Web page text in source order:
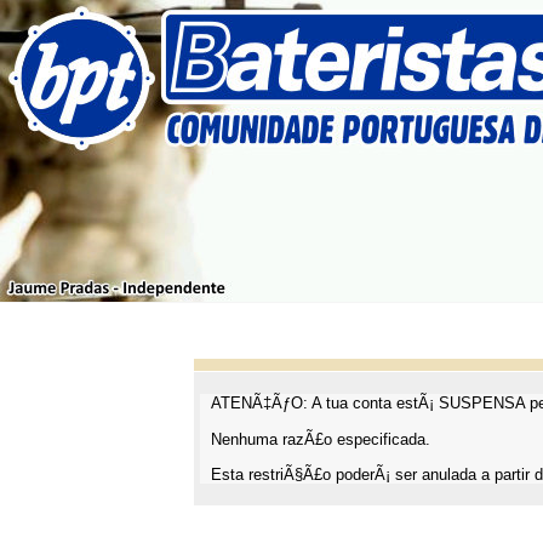
ATENÃ‡ÃƒO: A tua conta estÃ¡ SUSPENSA
Nenhuma razÃ£o especificada.
Esta restriÃ§Ã£o poderÃ¡ ser anulada a partir